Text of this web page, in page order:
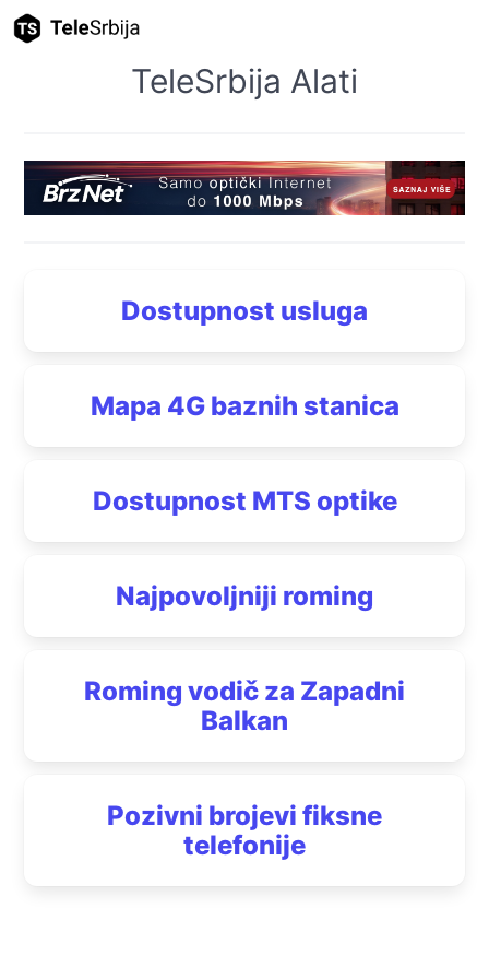
TeleSrbija Alati
Dostupnost usluga
Mapa 4G baznih stanica
Dostupnost MTS optike
Najpovoljniji roming
Roming vodič za Zapadni
Balkan
Pozivni brojevi fiksne
telefonije